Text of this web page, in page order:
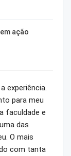
ação
experiência.
para meu
faculdade e
das
O mais
com tanta